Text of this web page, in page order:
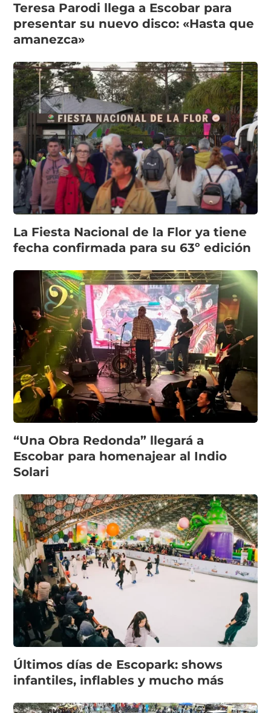
Teresa Parodi llega a Escobar para
presentar su nuevo disco: «Hasta que
amanezca»
La Fiesta Nacional de la Flor ya tiene
fecha confirmada para su 63º edición
“Una Obra Redonda” llegará a
Escobar para homenajear al Indio
Solari
Últimos días de Escopark: shows
infantiles, inflables y mucho más